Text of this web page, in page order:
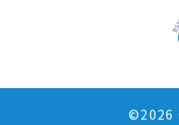
©2026